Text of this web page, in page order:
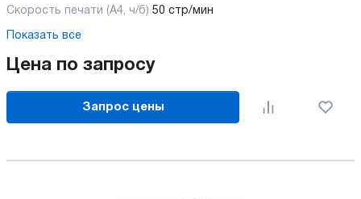
Скорость печати (А4, ч/б) 50 стр/мин
Показать все
Цена по запросу
Запрос цены